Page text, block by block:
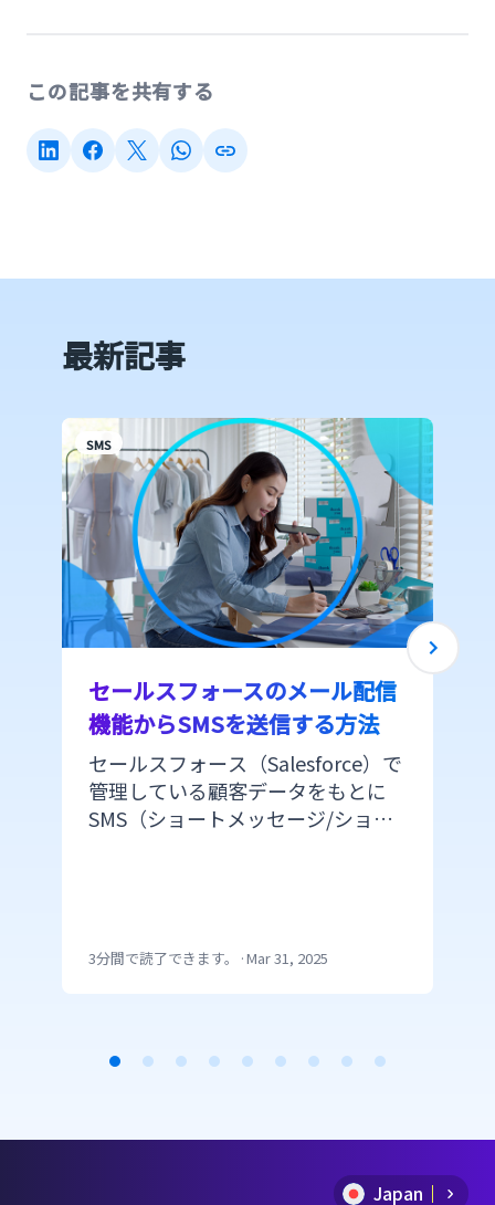
この記事を共有する
最新記事
SMS
セールスフォースのメール配信
機能からSMSを送信する方法
セールスフォース（Salesforce）で
管理している顧客データをもとに
SMS（ショートメッセージ/ショー
の利用で開発の手間がかかります。
メールと同じ手順でSMSが送信でき
ご紹介します。
3分間で読了できます。 ·Mar 31, 2025
1
Japan